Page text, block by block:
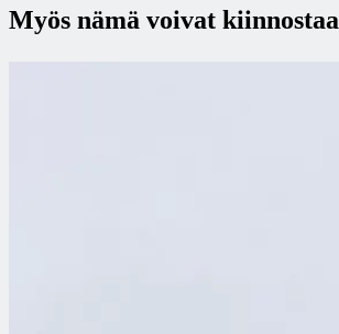
Myös nämä voivat kiinnostaa